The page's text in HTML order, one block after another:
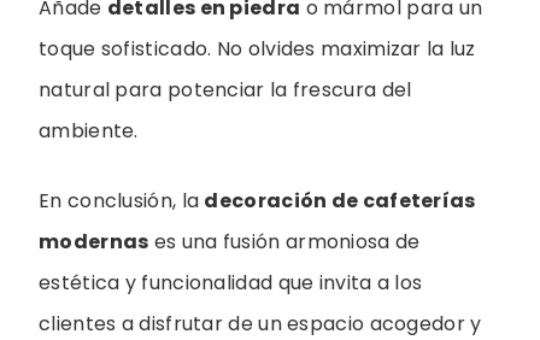
Añade detalles en piedra o mármol para un
toque sofisticado. No olvides maximizar la luz
natural para potenciar la frescura del
ambiente.
En conclusión, la decoración de cafeterías
modernas es una fusión armoniosa de
estética y funcionalidad que invita a los
clientes a disfrutar de un espacio acogedor y